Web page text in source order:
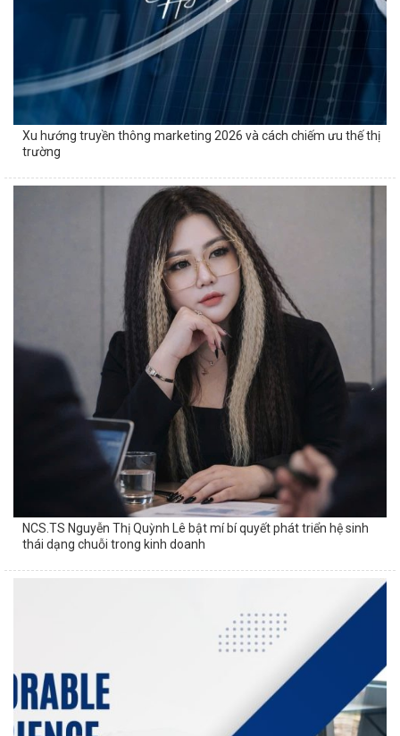
Xu hướng truyền thông marketing 2026 và cách chiếm ưu thế thị
trường
NCS.TS Nguyễn Thị Quỳnh Lê bật mí bí quyết phát triển hệ sinh
thái dạng chuỗi trong kinh doanh